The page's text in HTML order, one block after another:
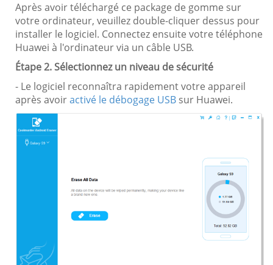
Après avoir téléchargé ce package de gomme sur
votre ordinateur, veuillez double-cliquer dessus pour
installer le logiciel. Connectez ensuite votre téléphone
Huawei à l'ordinateur via un câble USB.
Étape 2. Sélectionnez un niveau de sécurité
- Le logiciel reconnaîtra rapidement votre appareil
après avoiractivé le débogage USB sur Huawei.